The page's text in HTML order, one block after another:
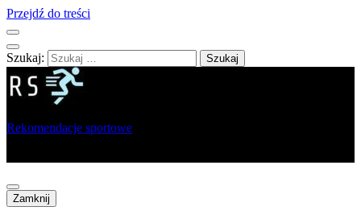
Przejdź do treści
Szukaj:
Rekomendacje sportowe
Zamknij